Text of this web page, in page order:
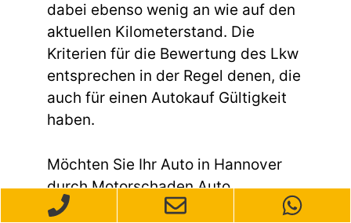
dabei ebenso wenig an wie auf den
aktuellen Kilometerstand. Die
Kriterien für die Bewertung des Lkw
entsprechen in der Regel denen, die
auch für einen Autokauf Gültigkeit
haben.
Möchten Sie Ihr Auto in Hannover
durch Motorschaden Auto
verkaufen Hannover Bornum